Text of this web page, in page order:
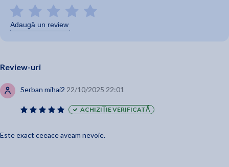
Adaugă un review
Review-uri
Serban mihai2 22/10/2025 22:01
ACHIZIȚIE VERIFICATĂ
Este exact ceeace aveam nevoie.